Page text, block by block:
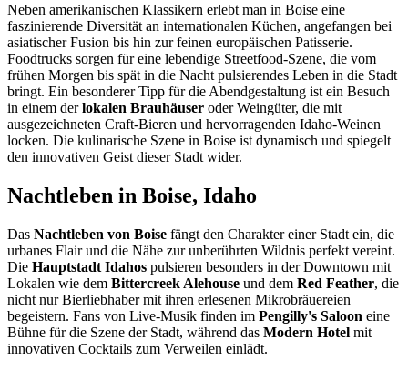
Neben amerikanischen Klassikern erlebt man in Boise eine
faszinierende Diversität an internationalen Küchen, angefangen bei
asiatischer Fusion bis hin zur feinen europäischen Patisserie.
Foodtrucks sorgen für eine lebendige Streetfood-Szene, die vom
frühen Morgen bis spät in die Nacht pulsierendes Leben in die Stadt
bringt. Ein besonderer Tipp für die Abendgestaltung ist ein Besuch
in einem derlokalen Brauhäuser oder Weingüter, die mit
ausgezeichneten Craft-Bieren und hervorragenden Idaho-Weinen
locken. Die kulinarische Szene in Boise ist dynamisch und spiegelt
den innovativen Geist dieser Stadt wider.
Nachtleben in Boise, Idaho
Das Nachtleben von Boise fängt den Charakter einer Stadt ein, die
urbanes Flair und die Nähe zur unberührten Wildnis perfekt vereint.
Die Hauptstadt Idahos pulsieren besonders in der Downtown mit
Lokalen wie dem Bittercreek Alehouse und dem Red Feather, die
nicht nur Bierliebhaber mit ihren erlesenen Mikrobräuereien
begeistern. Fans von Live-Musik finden im Pengilly's Saloon eine
Bühne für die Szene der Stadt, während das Modern Hotel mit
innovativen Cocktails zum Verweilen einlädt.